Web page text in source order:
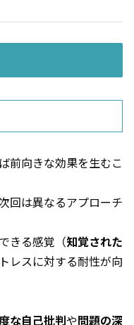
前向きな効果を生むこ
回は異なるアプローチ
きる感覚（知覚された
レスに対する耐性が向
な自己批判や問題の深